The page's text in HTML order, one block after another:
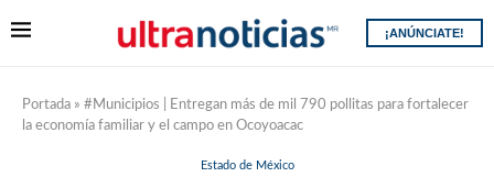
¡ANÚNCIATE!
Portada » #Municipios | Entregan más de mil 790 pollitas para fortalecer
la economía familiar y el campo en Ocoyoacac
Estado de México